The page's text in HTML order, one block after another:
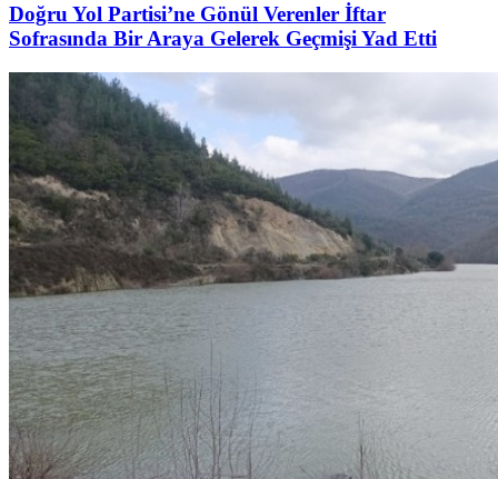
Doğru Yol Partisi’ne Gönül Verenler İftar
Sofrasında Bir Araya Gelerek Geçmişi Yad Etti